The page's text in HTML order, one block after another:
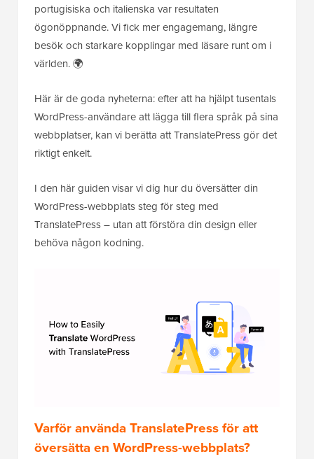
portugisiska och italienska var resultaten
ögonöppnande. Vi fick mer engagemang, längre
besök och starkare kopplingar med läsare runt om i
världen. 🌍
Här är de goda nyheterna: efter att ha hjälpt tusentals
WordPress-användare att lägga till flera språk på sina
webbplatser, kan vi berätta att TranslatePress gör det
riktigt enkelt.
I den här guiden visar vi dig hur du översätter din
WordPress-webbplats steg för steg med
TranslatePress – utan att förstöra din design eller
behöva någon kodning.
Varför använda TranslatePress för att
översätta en WordPress-webbplats?